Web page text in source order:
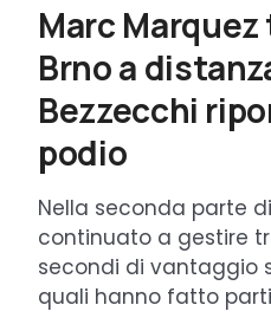
Marc
Brno a
Bezzecchi
podio
Nella seconda parte
continuato a gestire
secondi di vantaggio
quali hanno fatto